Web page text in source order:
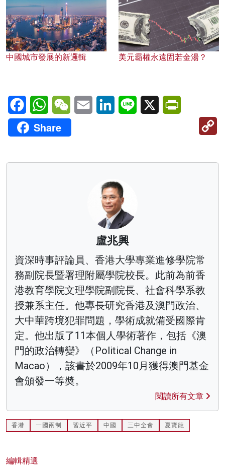
中國城市發展的新邏輯 美元霸權永遠固若金湯？
FacebookWhatsAppWeChatEmail LinkedInLine X
Share
盧兆興
資深時事評論員、香港大學專業進修學院常
務副院長暨署理附屬學院校長。此前為前香
港教育學院文理學院副院長、社會科學系教
授兼系主任。他專長研究香港及澳門政治、
大中華跨境犯罪問題，學術成就備受國際肯
定。他出版了11本個人學術著作，包括《澳
門的政治轉變》（Political Change in
Macao），該書於2009年10月獲得澳門基金
會頒發一等奬。
閱讀所有文章
香港 一國兩制 習近平 中國 三中全會 夏寶龍
編輯精選